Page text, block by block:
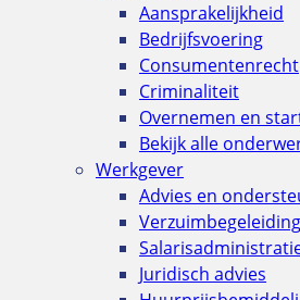
Aansprakelijkheid
Bedrijfsvoering
Consumentenrecht
Criminaliteit
Overnemen en
Bekijk alle
Werkgever
Advies en
Verzuimbegeleiding
Juridisch advies